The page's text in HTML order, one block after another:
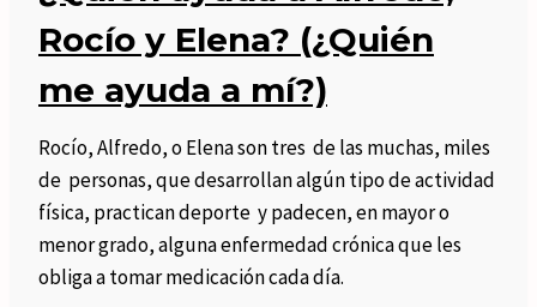
Rocío y Elena? (¿Quién
me ayuda a mí?)
Rocío, Alfredo, o Elena son tres de las muchas, miles
de personas, que desarrollan algún tipo de actividad
física, practican deporte y padecen, en mayor o
menor grado, alguna enfermedad crónica que les
obliga a tomar medicación cada día.